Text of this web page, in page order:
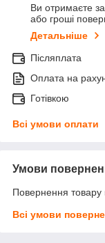
Ви отримаєте
або гроші
Детальніше
Післяплата
Оплата на
Готівкою
Всі умови оплати
Умови
Повернення товару
Всі умови